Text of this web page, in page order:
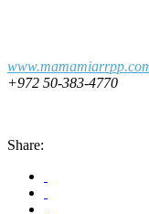
+972 50-383-4770
Share: